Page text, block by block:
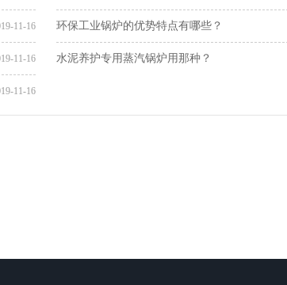
11-16 环保工业锅炉的优势特点有哪些？
11-16 水泥养护专用蒸汽锅炉用那种？
11-16